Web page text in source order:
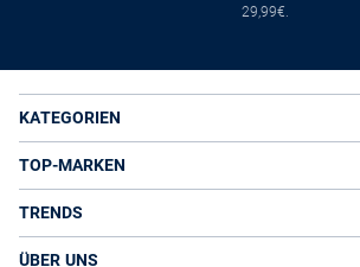
29,99€.
KATEGORIEN
TOP-MARKEN
TRENDS
ÜBER UNS